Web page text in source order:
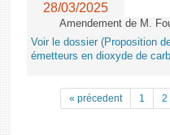
28/03/2025
Amendement de M.
Voir le dossier (Proposition
émetteurs en dioxyde de
« précedent 1 2